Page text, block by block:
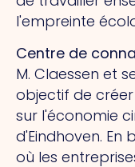
l'empreinte
Centre de
M. Claessen et
objectif de
sur l'économie
d'Eindhoven.
où les